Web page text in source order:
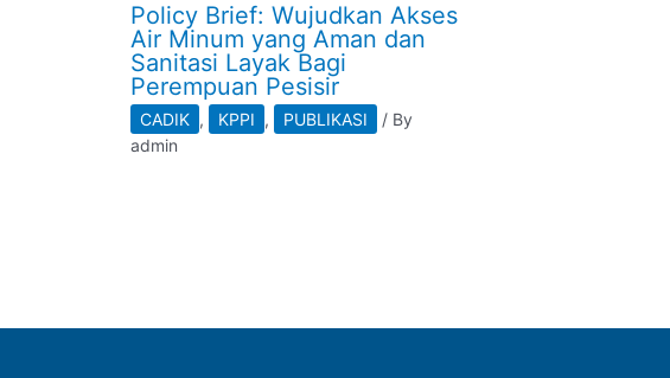
Policy Brief: Wujudkan Akses
Air Minum yang Aman dan
Sanitasi Layak Bagi
Perempuan Pesisir
CADIK , KPPI , PUBLIKASI
/ By
admin